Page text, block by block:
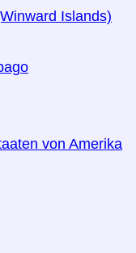
Islands)
von Amerika